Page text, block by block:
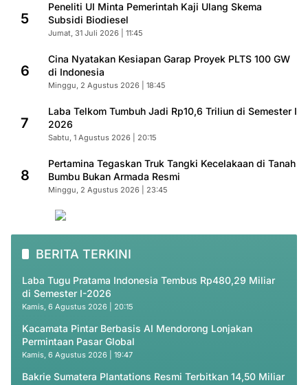
5
Peneliti UI Minta Pemerintah Kaji Ulang Skema
Subsidi Biodiesel
Jumat, 31 Juli 2026 | 11:45
6
Cina Nyatakan Kesiapan Garap Proyek PLTS 100 GW
di Indonesia
Minggu, 2 Agustus 2026 | 18:45
7
Laba Telkom Tumbuh Jadi Rp10,6 Triliun di Semester I
2026
Sabtu, 1 Agustus 2026 | 20:15
8
Pertamina Tegaskan Truk Tangki Kecelakaan di Tanah
Bumbu Bukan Armada Resmi
Minggu, 2 Agustus 2026 | 23:45
BERITA TERKINI
Laba Tugu Pratama Indonesia Tembus Rp480,29 Miliar
di Semester I-2026
Kamis, 6 Agustus 2026 | 20:15
Kacamata Pintar Berbasis AI Mendorong Lonjakan
Permintaan Pasar Global
Kamis, 6 Agustus 2026 | 19:47
Bakrie Sumatera Plantations Resmi Terbitkan 14,50 Miliar